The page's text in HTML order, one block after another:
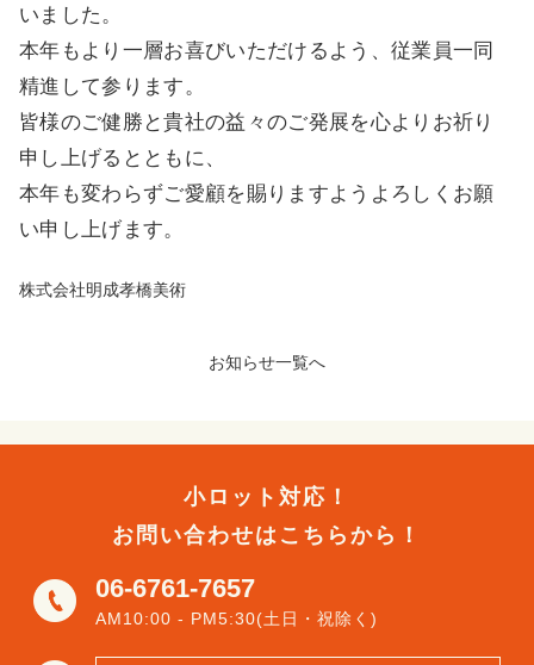
いました。
本年もより一層お喜びいただけるよう、従業員一同
精進して参ります。
皆様のご健勝と貴社の益々のご発展を心よりお祈り
申し上げるとともに、
本年も変わらずご愛顧を賜りますようよろしくお願
い申し上げます。
株式会社明成孝橋美術
お知らせ一覧へ
小ロット対応！
お問い合わせはこちらから！
06-6761-7657
AM10:00 - PM5:30(土日・祝除く)